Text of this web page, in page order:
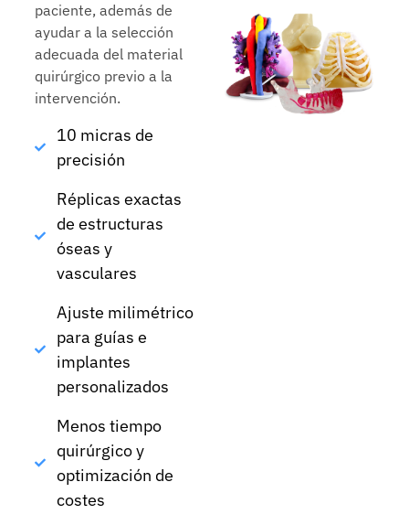
paciente, además de
ayudar a la selección
adecuada del material
quirúrgico previo a la
intervención.
10 micras de
precisión
Réplicas exactas
de estructuras
óseas y
vasculares
Ajuste milimétrico
para guías e
implantes
personalizados
Menos tiempo
quirúrgico y
optimización de
costes